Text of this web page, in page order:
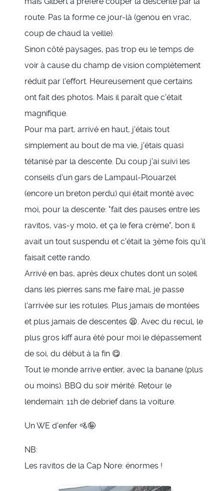
route. Pas la forme ce jour-là (genou en vrac,
coup de chaud la veille).
Sinon côté paysages, pas trop eu le temps de
voir à cause du champ de vision complètement
réduit par l'effort. Heureusement que certains
ont fait des photos. Mais il paraît que c'était
magnifique.
Pour ma part, arrivé en haut, j'étais tout
simplement au bout de ma vie, j'étais quasi
tétanisé par la descente. Du coup j'ai suivi les
conseils d'un gars de Lampaul-Plouarzel
(encore un breton perdu) qui était monté avec
moi, pour la descente: "fait des pauses entre les
ravitos, vas-y molo, et ça le fera crème", bon il
avait un tout suspendu et c'était la 3ème fois qu'il
faisait cette rando.
Arrivé en bas, après deux chutes dont un soleil
dans les pierres sans me faire mal, je passe
l'arrivée sur les rotules. Plus jamais de montées
et plus jamais de descentes 😫. Avec du recul, le
plus gros kiff aura été pour moi le dépassement
de soi, du début à la fin 😋.
Tout le monde arrive entier, avec la banane (plus
ou moins). BBQ du soir mérité. Retour le
lendemain: 11h de debrief dans la voiture.
Un WE d'enfer 🚵🤪
NB:
Les ravitos de la Cap Nore: énormes !